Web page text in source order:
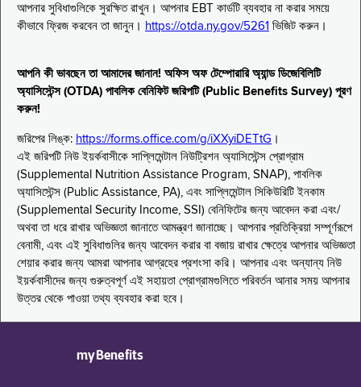
আপনার সুবিধাগুলিকে সুরক্ষিত রাখুন। আপনার EBT কার্ডটি ব্যবহার না করার সময়ে
কীভাবে ফ্রিজ করবেন তা জানুন। https://otda.ny.gov/5261 ভিজিট করুন।
আপনি কী ভাবছেন তা আমাদের জানান! অফিস অফ টেম্পোরারি অ্যান্ড ডিজেবিলিটি
অ্যাসিস্টেন্স (OTDA) পাবলিক বেনিফিট জরিপটি (Public Benefits Survey) পূরণ
করুন!
জরিপের লিঙ্ক: https://forms.office.com/g/iXXyiDETtG ।
এই জরিপটি নিউ ইয়র্কবাসীকে সাপ্লিমেন্টাল নিউট্রিশন অ্যাসিস্টেন্স প্রোগ্রাম
(Supplemental Nutrition Assistance Program, SNAP), পাবলিক
অ্যাসিস্টেন্স (Public Assistance, PA), এবং সাপ্লিমেন্টাল সিকিউরিটি ইনকাম
(Supplemental Security Income, SSI) বেনিফিটের জন্য আবেদন করা এবং/
অথবা তা ধরে রাখার অভিজ্ঞতা জানাতে আমন্ত্রণ জানাচ্ছে। আপনার প্রতিক্রিয়া সম্পূর্ণরূপে
বেনামী, এবং এই সুবিধাগুলির জন্য আবেদন করার বা বজায় রাখার ক্ষেত্রে আপনার অভিজ্ঞতা
শেয়ার করার জন্য আমরা আপনার আগ্রহের প্রশংসা করি। আপনার এবং অন্যান্য নিউ
ইয়র্কবাসীদের জন্য গুরুত্বপূর্ণ এই সহায়তা প্রোগ্রামগুলিতে পরিবর্তন আনার সময় আপনার
উত্তর থেকে পাওয়া তথ্য ব্যবহার করা হবে।
myBenefits